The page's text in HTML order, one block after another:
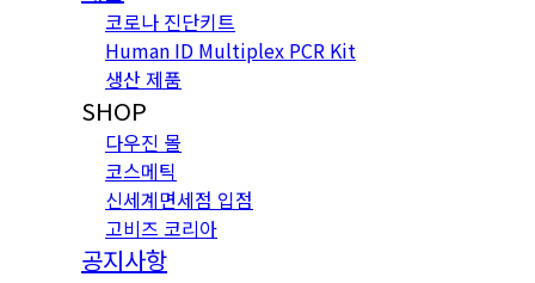
코로나 진단키트
Human ID Multiplex PCR Kit
생산 제품
SHOP
다우진 몰
코스메틱
신세계면세점 입점
고비즈 코리아
공지사항